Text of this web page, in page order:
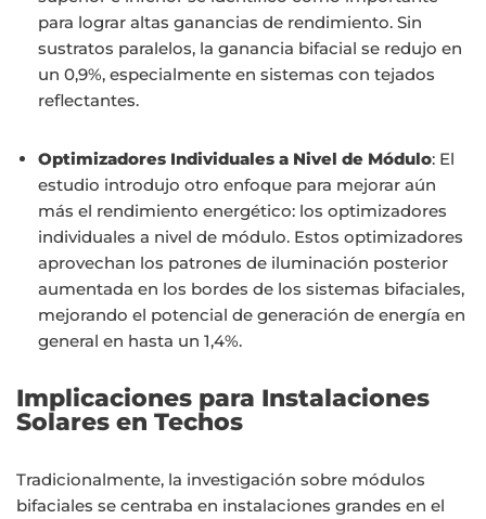
para lograr altas ganancias de rendimiento. Sin
sustratos paralelos, la ganancia bifacial se redujo en
un 0,9%, especialmente en sistemas con tejados
reflectantes.
Optimizadores Individuales a Nivel de Módulo: El
estudio introdujo otro enfoque para mejorar aún
más el rendimiento energético: los optimizadores
individuales a nivel de módulo. Estos optimizadores
aprovechan los patrones de iluminación posterior
aumentada en los bordes de los sistemas bifaciales,
mejorando el potencial de generación de energía en
general en hasta un 1,4%.
Implicaciones para Instalaciones
Solares en Techos
Tradicionalmente, la investigación sobre módulos
bifaciales se centraba en instalaciones grandes en el